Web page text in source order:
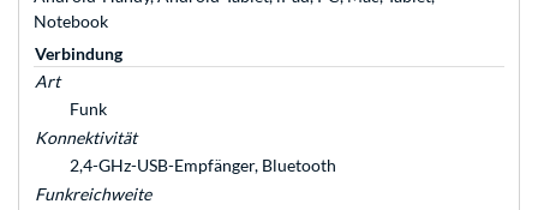
Notebook
Verbindung
Art
Funk
Konnektivität
2,4-GHz-USB-Empfänger, Bluetooth
Funkreichweite